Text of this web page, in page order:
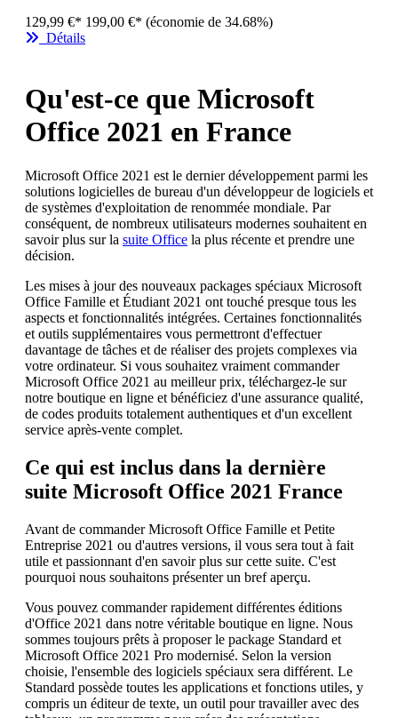
129,99 €* 199,00 €* (économie de 34.68%)
Détails
Qu'est-ce que Microsoft
Office 2021 en France
Microsoft Office 2021 est le dernier développement parmi les
solutions logicielles de bureau d'un développeur de logiciels et
de systèmes d'exploitation de renommée mondiale. Par
conséquent, de nombreux utilisateurs modernes souhaitent en
savoir plus sur la suite Office la plus récente et prendre une
décision.
Les mises à jour des nouveaux packages spéciaux Microsoft
Office Famille et Étudiant 2021 ont touché presque tous les
aspects et fonctionnalités intégrées. Certaines fonctionnalités
et outils supplémentaires vous permettront d'effectuer
davantage de tâches et de réaliser des projets complexes via
votre ordinateur. Si vous souhaitez vraiment commander
Microsoft Office 2021 au meilleur prix, téléchargez-le sur
notre boutique en ligne et bénéficiez d'une assurance qualité,
de codes produits totalement authentiques et d'un excellent
service après-vente complet.
Ce qui est inclus dans la dernière
suite Microsoft Office 2021 France
Avant de commander Microsoft Office Famille et Petite
Entreprise 2021 ou d'autres versions, il vous sera tout à fait
utile et passionnant d'en savoir plus sur cette suite. C'est
pourquoi nous souhaitons présenter un bref aperçu.
Vous pouvez commander rapidement différentes éditions
d'Office 2021 dans notre véritable boutique en ligne. Nous
sommes toujours prêts à proposer le package Standard et
Microsoft Office 2021 Pro modernisé. Selon la version
choisie, l'ensemble des logiciels spéciaux sera différent. Le
Standard possède toutes les applications et fonctions utiles, y
compris un éditeur de texte, un outil pour travailler avec des